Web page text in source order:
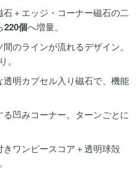
＋エッジ・コーナー磁石の二
220個へ増量。
のラインが流れるデザイン。
明カプセル入り磁石で、機能
凹みコーナー。ターンごとに
ワンピースコア＋透明球殻